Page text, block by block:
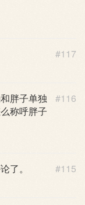
#117
#116
胖子单独
称呼胖子
#115
了。